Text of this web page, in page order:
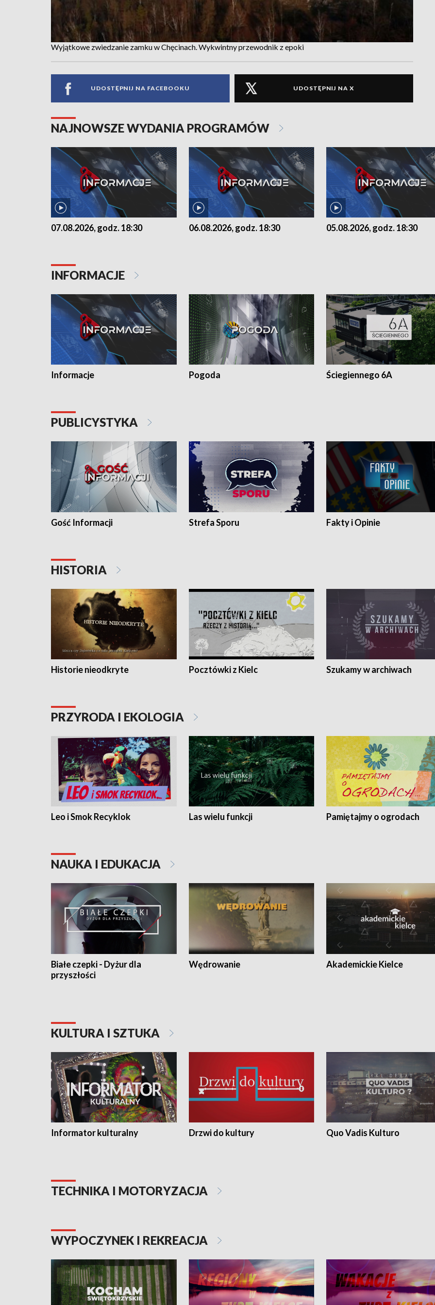
Wyjątkowe zwiedzanie zamku w Chęcinach. Wykwintny przewodnik z epoki
UDOSTĘPNIJ NA FACEBOOKU UDOSTĘPNIJ NA X
NAJNOWSZE WYDANIA PROGRAMÓW
07.08.2026, godz. 18:30 06.08.2026, godz. 18:30 05.08.2026, godz. 18:30
INFORMACJE
Informacje Pogoda Ściegiennego 6A
PUBLICYSTYKA
Gość Informacji Strefa Sporu Fakty i Opinie
HISTORIA
Historie nieodkryte Pocztówki z Kielc Szukamy w archiwach
PRZYRODA I EKOLOGIA
Leo i Smok Recyklok Las wielu funkcji Pamiętajmy o ogrodach
NAUKA I EDUKACJA
Białe czepki - Dyżur dla
przyszłości
Wędrowanie Akademickie Kielce
KULTURA I SZTUKA
Informator kulturalny Drzwi do kultury Quo Vadis Kulturo
TECHNIKA I MOTORYZACJA
WYPOCZYNEK I REKREACJA